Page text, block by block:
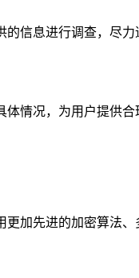
信息进行调查，尽力
情况，为用户提供合
加先进的加密算法